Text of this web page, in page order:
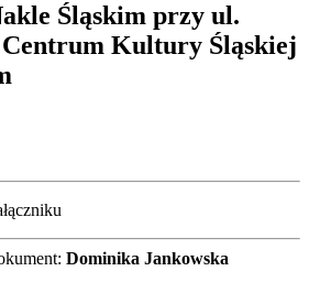
Śląskim przy ul.
Kultury Śląskiej
Dominika Jankowska